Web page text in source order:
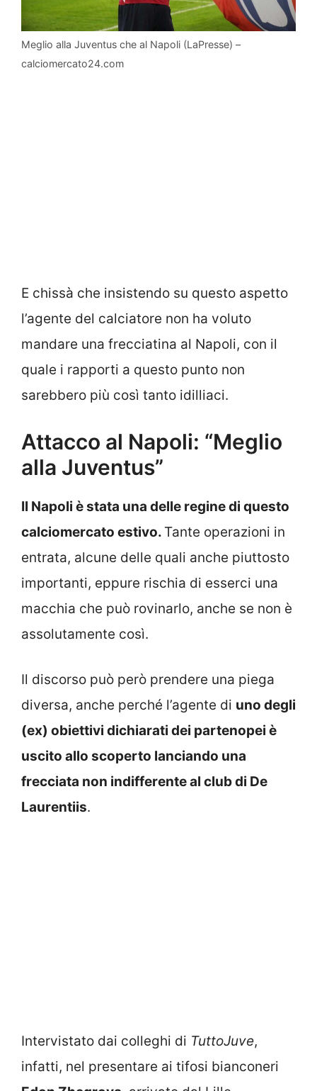
Meglio alla Juventus che al Napoli (LaPresse) –
calciomercato24.com
E chissà che insistendo su questo aspetto
l’agente del calciatore non ha voluto
mandare una frecciatina al Napoli, con il
quale i rapporti a questo punto non
sarebbero più così tanto idilliaci.
Attacco al Napoli: “Meglio
alla Juventus”
Il Napoli è stata una delle regine di questo
calciomercato estivo. Tante operazioni in
entrata, alcune delle quali anche piuttosto
importanti, eppure rischia di esserci una
macchia che può rovinarlo, anche se non è
assolutamente così.
Il discorso può però prendere una piega
diversa, anche perché l’agente di uno degli
(ex) obiettivi dichiarati dei partenopei è
uscito allo scoperto lanciando una
frecciata non indifferente al club di De
Laurentiis.
Intervistato dai colleghi di TuttoJuve,
infatti, nel presentare ai tifosi bianconeri